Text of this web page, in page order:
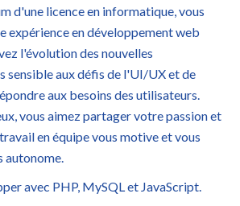
d'une licence en informatique, vous
expérience en développement web
l'évolution des nouvelles
sensible aux défis de l'UI/UX et de
aux besoins des utilisateurs.
vous aimez partager votre passion et
en équipe vous motive et vous
autonome.
avec PHP, MySQL et JavaScript.